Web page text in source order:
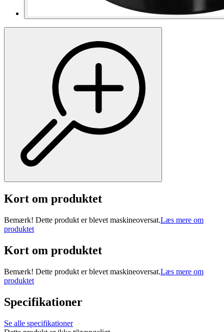
Kort om produktet
Bemærk! Dette produkt er blevet maskineoversat.Læs mere om
produktet
Kort om produktet
Bemærk! Dette produkt er blevet maskineoversat.Læs mere om
produktet
Specifikationer
Se alle specifikationer